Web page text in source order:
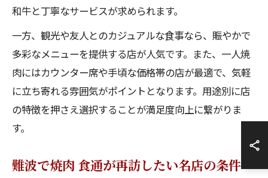
和牛と丁寧なサービスが求められます。
一方、観光や友人とのカジュアルな食事なら、賑やかで
多彩なメニューを提供する店が人気です。また、一人焼
肉にはカウンター席や手頃な価格帯の店が最適で、気軽
に立ち寄れる雰囲気がポイントとなります。用途別に店
の特徴を押さえ選択することが満足度向上に繋がりま
す。
難波で焼肉 食通が再訪したい名店の条件